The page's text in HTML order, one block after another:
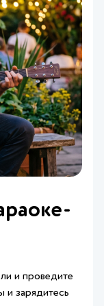
и проведите
и зарядитесь